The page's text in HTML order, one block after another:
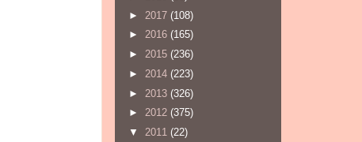
► 2017 (108)
► 2016 (165)
► 2015 (236)
► 2014 (223)
► 2013 (326)
► 2012 (375)
▼ 2011 (22)